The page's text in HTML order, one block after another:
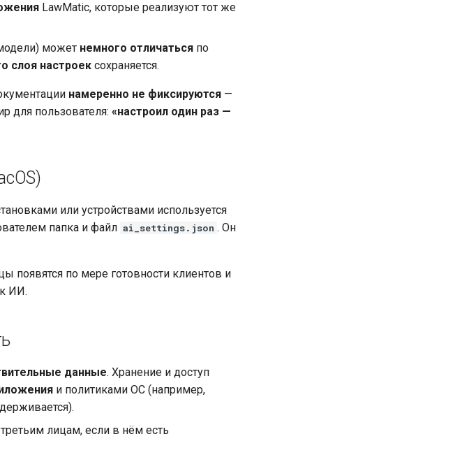
LawMatic, которые реализуют тот же
может немного отличаться по
слоя настроек сохраняется.
намеренно не фиксируются —
для пользователя: «настроил один раз —
или устройствами используется
папка и файл ai_settings.json . Он
появятся по мере готовности клиентов и
ИИ.
данные. Хранение и доступ
и политиками ОС (например,
лицам, если в нём есть